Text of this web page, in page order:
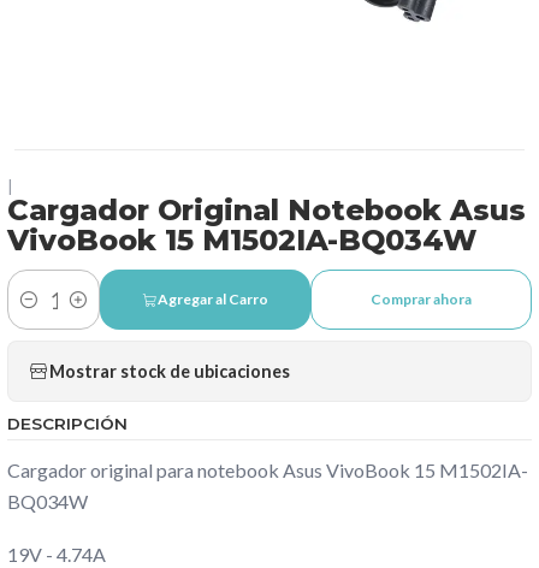
Cargador Original Notebook Asus
VivoBook 15 M1502IA-BQ034W
Cantidad
Agregar al Carro Comprar ahora
Mostrar stock de ubicaciones
DESCRIPCIÓN
Cargador original para notebook Asus VivoBook 15 M1502IA-
BQ034W
19V - 4.74A